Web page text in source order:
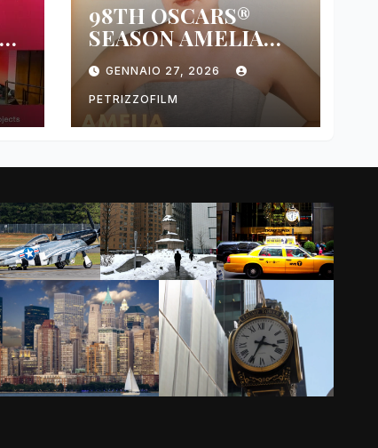
98TH OSCARS®
SEASON AMELIA
DIMOLDENBERG
RETURNS FOR
THIRD YEAR
GENNAIO 27, 2026
PETRIZZOFILM